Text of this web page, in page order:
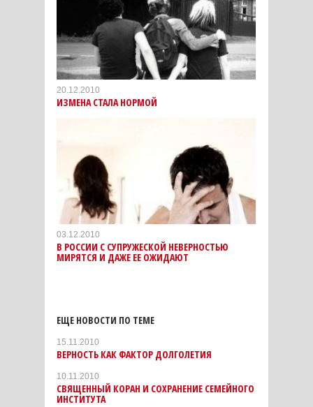
20.12.2010
ИЗМЕНА СТАЛА НОРМОЙ
03.12.2010
В РОССИИ С СУПРУЖЕСКОЙ НЕВЕРНОСТЬЮ
МИРЯТСЯ И ДАЖЕ ЕЕ ОЖИДАЮТ
ЕЩЕ НОВОСТИ ПО ТЕМЕ
15.11.2010
ВЕРНОСТЬ КАК ФАКТОР ДОЛГОЛЕТИЯ
10.11.2010
СВЯЩЕННЫЙ КОРАН И СОХРАНЕНИЕ СЕМЕЙНОГО
ИНСТИТУТА